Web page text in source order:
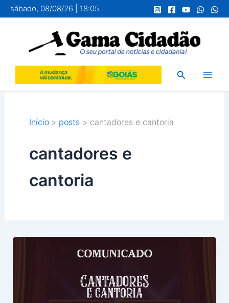
para
conteúdo
sábado, 08/08/26 | 18:05
Pesquisar
Início posts cantadores e cantoria
cantadores e
cantoria